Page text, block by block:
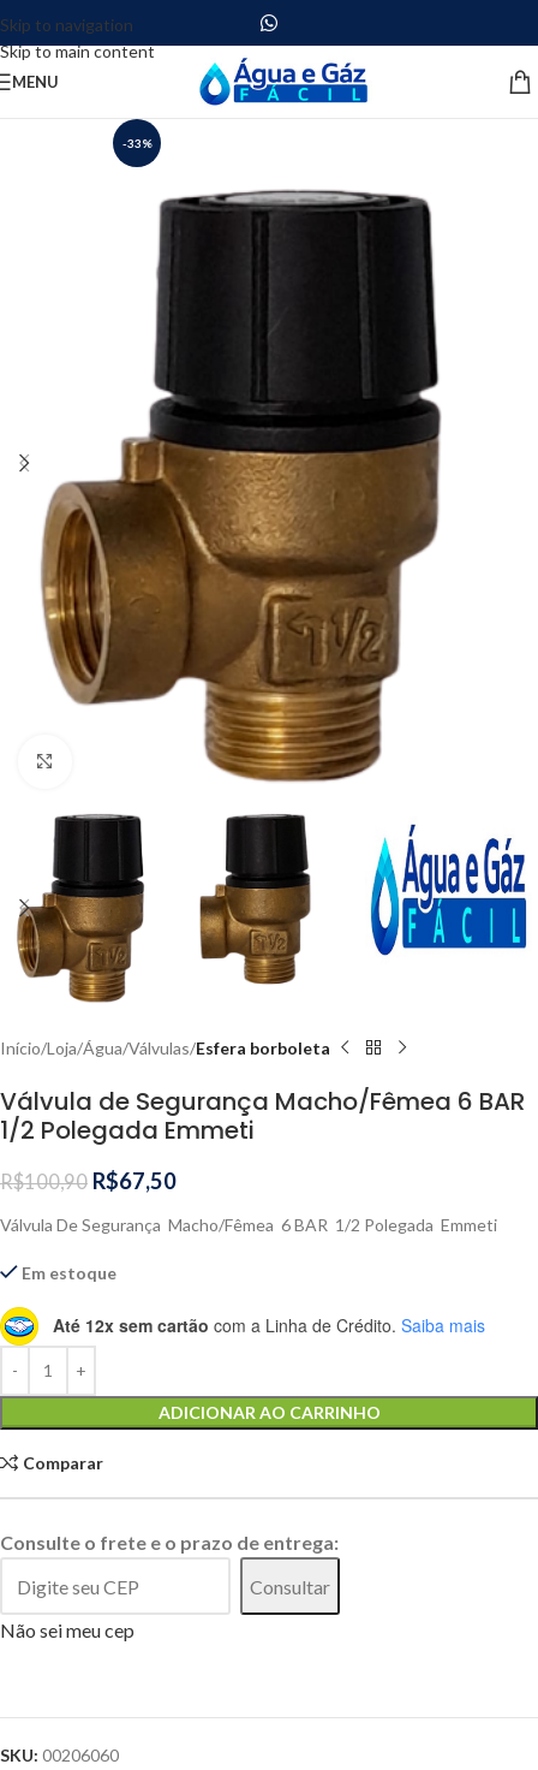
Skip to navigation
Skip to main content
MENU
-33%
Clique para ampliar
Início Loja Água Válvulas Esfera borboleta
Válvula de Segurança Macho/Fêmea 6 BAR
1/2 Polegada Emmeti
R$100,90 R$67,50
Válvula De Segurança Macho/Fêmea 6 BAR 1/2 Polegada Emmeti
Em estoque
Até 12x sem cartão com a Linha de Crédito. Saiba mais
ADICIONAR AO CARRINHO
Comparar
Consulte o frete e o prazo de entrega:
Consultar
Não sei meu cep
SKU: 00206060